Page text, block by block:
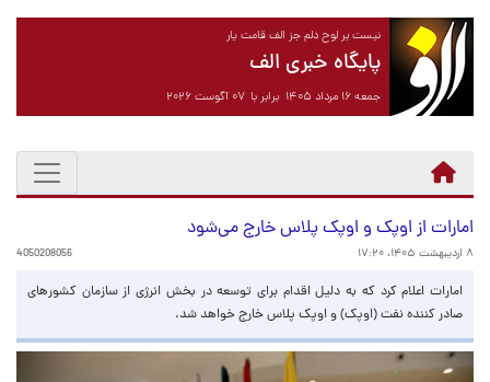
نیست بر لوح دلم جز الف قامت یار
پایگاه خبری الف
جمعه ۱۶ مرداد ۱۴۰۵ برابر با ۰۷ آگوست ۲۰۲۶
امارات از اوپک و اوپک پلاس خارج می‌شود
۸ اردیبهشت ۱۴۰۵، ۱۷:۲۰ 4050208056
امارات اعلام کرد که به دلیل اقدام برای توسعه در بخش انرژی از سازمان کشورهای
صادر کننده نفت (اوپک) و اوپک پلاس خارج خواهد شد.